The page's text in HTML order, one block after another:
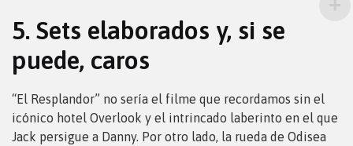
5. Sets elaborados y, si se
puede, caros
“El Resplandor” no sería el filme que recordamos sin el
icónico hotel Overlook y el intrincado laberinto en el que
Jack persigue a Danny. Por otro lado, la rueda de Odisea